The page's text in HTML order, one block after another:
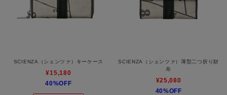
SCIENZA（シェンツァ）キーケース
¥15,180
40%OFF
SCIENZA（シェンツァ）薄型二つ折り財
布
¥25,080
40%OFF